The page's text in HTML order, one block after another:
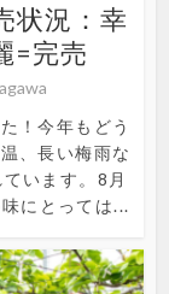
状況：幸
=完売
！今年もどう
、長い梅雨な
います。8月
にとっては...